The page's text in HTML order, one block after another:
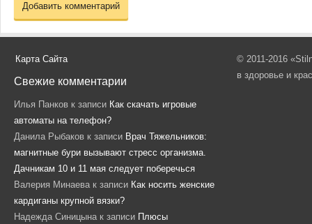
Карта Сайта
Свежие комментарии
Илья Панков к записи Как скачать игровые
автоматы на телефон?
Данила Рыбаков к записи Врач Тяжельников:
магнитные бури вызывают стресс организма.
Дачникам 10 и 11 мая следует поберечься
Валерия Минаева к записи Как носить женские
кардиганы крупной вязки?
Надежда Синицына к записи Плюсы
© 2011-2016
в здоровье и